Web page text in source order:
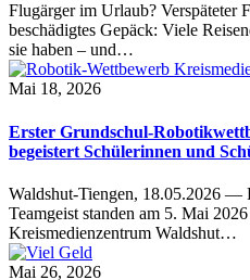
Flugärger im Urlaub? Verspäteter
beschädigtes Gepäck: Viele
sie haben – und…
Mai 18, 2026
Erster Grundschul-
begeistert Schülerinnen und
Waldshut-Tiengen, 18.05.2026 —
Teamgeist standen am 5. Mai
Kreismedienzentrum Waldshut…
Mai 26, 2026